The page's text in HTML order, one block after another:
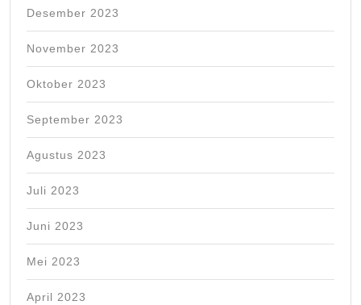
Desember 2023
November 2023
Oktober 2023
September 2023
Agustus 2023
Juli 2023
Juni 2023
Mei 2023
April 2023